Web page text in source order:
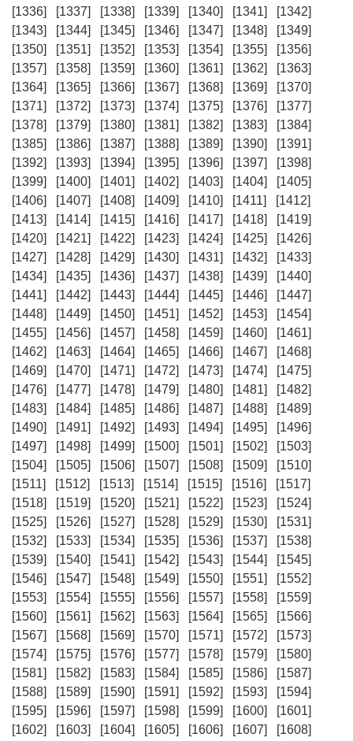
[1336]
[1337] [1338] [1339] [1340] [1341]
[1342]
[1343]
[1344] [1345] [1346] [1347] [1348]
[1349]
[1350]
[1351] [1352] [1353] [1354] [1355]
[1356]
[1357]
[1358] [1359] [1360] [1361] [1362]
[1363]
[1364]
[1365] [1366] [1367] [1368] [1369]
[1370]
[1371]
[1372] [1373] [1374] [1375] [1376]
[1377]
[1378]
[1379] [1380] [1381] [1382] [1383]
[1384]
[1385]
[1386] [1387] [1388] [1389] [1390]
[1391]
[1392]
[1393] [1394] [1395] [1396] [1397]
[1398]
[1399]
[1400] [1401] [1402] [1403] [1404]
[1405]
[1406]
[1407] [1408] [1409] [1410] [1411]
[1412]
[1413]
[1414] [1415] [1416] [1417] [1418]
[1419]
[1420]
[1421] [1422] [1423] [1424] [1425]
[1426]
[1427]
[1428] [1429] [1430] [1431] [1432]
[1433]
[1434]
[1435] [1436] [1437] [1438] [1439]
[1440]
[1441]
[1442] [1443] [1444] [1445] [1446]
[1447]
[1448]
[1449] [1450] [1451] [1452] [1453]
[1454]
[1455]
[1456] [1457] [1458] [1459] [1460]
[1461]
[1462]
[1463] [1464] [1465] [1466] [1467]
[1468]
[1469]
[1470] [1471] [1472] [1473] [1474]
[1475]
[1476]
[1477] [1478] [1479] [1480] [1481]
[1482]
[1483]
[1484] [1485] [1486] [1487] [1488]
[1489]
[1490]
[1491] [1492] [1493] [1494] [1495]
[1496]
[1497]
[1498] [1499] [1500] [1501] [1502]
[1503]
[1504]
[1505] [1506] [1507] [1508] [1509]
[1510]
[1511]
[1512] [1513] [1514] [1515] [1516]
[1517]
[1518]
[1519] [1520] [1521] [1522] [1523]
[1524]
[1525]
[1526] [1527] [1528] [1529] [1530]
[1531]
[1532]
[1533] [1534] [1535] [1536] [1537]
[1538]
[1539]
[1540] [1541] [1542] [1543] [1544]
[1545]
[1546]
[1547] [1548] [1549] [1550] [1551]
[1552]
[1553]
[1554] [1555] [1556] [1557] [1558]
[1559]
[1560]
[1561] [1562] [1563] [1564] [1565]
[1566]
[1567]
[1568] [1569] [1570] [1571] [1572]
[1573]
[1574]
[1575] [1576] [1577] [1578] [1579]
[1580]
[1581]
[1582] [1583] [1584] [1585] [1586]
[1587]
[1588]
[1589] [1590] [1591] [1592] [1593]
[1594]
[1595]
[1596] [1597] [1598] [1599] [1600]
[1601]
[1602]
[1603] [1604] [1605] [1606] [1607]
[1608]